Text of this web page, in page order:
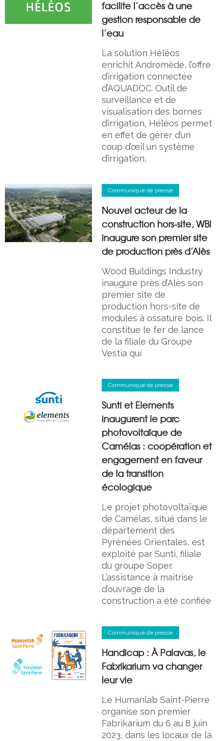
facilite l’accès à une
gestion responsable de
l’eau
La solution Héléos
enrichit Andromède, l’offre
d’irrigation connectée
d’AQUADOC. Outil de
surveillance et de
visualisation des bornes
d’irrigation, Héléos permet
en effet de gérer d’un
coup d’œil un système
d’irrigation,
Communiqué de presse
Nouvel acteur de la
construction hors-site, WBI
inaugure son premier site
de production près d’Alès
Wood Buildings Industry
inaugure près d’Alès son
premier site de
production hors-site de
modules à ossature bois. Il
constitue le fer de lance
de la filiale du Groupe
Vestia qui
Communiqué de presse
Sunti et Elements
inaugurent le parc
photovoltaïque de
Camélas : coopération et
engagement en faveur
de la transition
écologique
Le projet photovoltaïque
de Camélas, situé dans le
département des
Pyrénées Orientales, est
exploité par Sunti, filiale
du groupe Soper.
L’assistance à maitrise
d’ouvrage de la
construction a été confiée
Communiqué de presse
Handicap : À Palavas, le
Fabrikarium va changer
leur vie
Le Humanlab Saint-Pierre
organise son premier
Fabrikarium du 6 au 8 juin
2023, dans les locaux de la